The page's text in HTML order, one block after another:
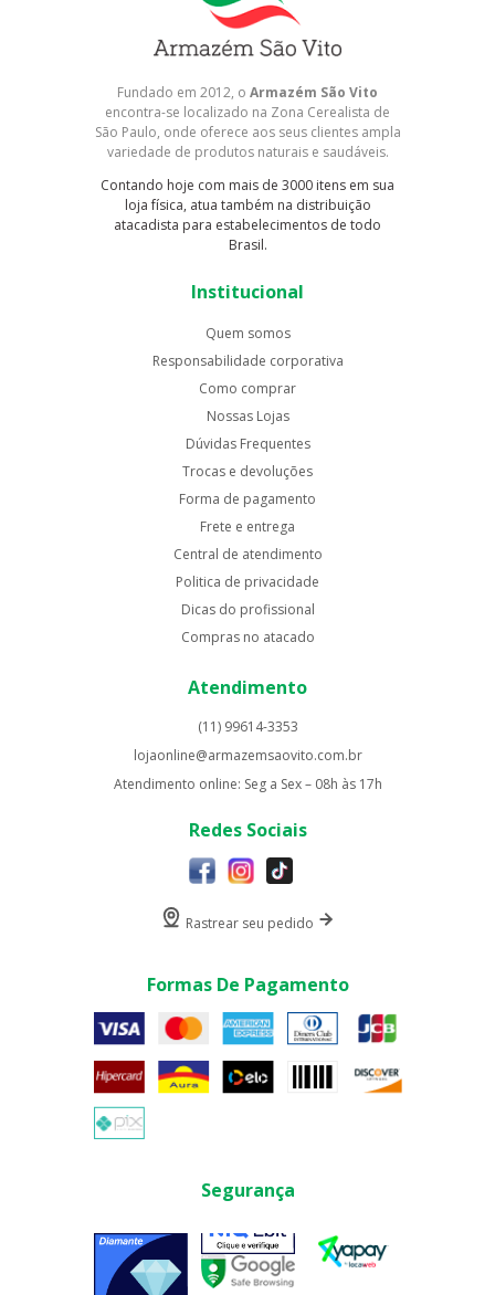
Fundado em 2012, o Armazém São Vito
encontra-se localizado na Zona Cerealista de
São Paulo, onde oferece aos seus clientes ampla
variedade de produtos naturais e saudáveis.
Contando hoje com mais de 3000 itens em sua
loja física, atua também na distribuição
atacadista para estabelecimentos de todo
Brasil.
Institucional
Quem somos
Responsabilidade corporativa
Como comprar
Nossas Lojas
Dúvidas Frequentes
Trocas e devoluções
Forma de pagamento
Frete e entrega
Central de atendimento
Politica de privacidade
Dicas do profissional
Compras no atacado
Atendimento
(11) 99614-3353
lojaonline@armazemsaovito.com.br
Atendimento online: Seg a Sex – 08h às 17h
Redes Sociais
Rastrear seu pedido
Formas De Pagamento
Segurança